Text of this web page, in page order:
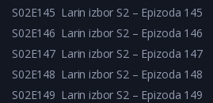
S02E145 Larin izbor S2 – Epizoda 145
S02E146 Larin izbor S2 – Epizoda 146
S02E147 Larin izbor S2 – Epizoda 147
S02E148 Larin izbor S2 – Epizoda 148
S02E149 Larin izbor S2 – Epizoda 149